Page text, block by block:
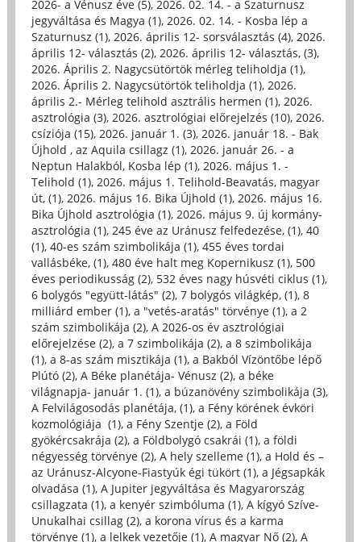
2026- a Vénusz éve (5), 2026. 02. 14. - a Szaturnusz
jegyváltása és Magya (1), 2026. 02. 14. - Kosba lép a
Szaturnusz (1), 2026. április 12- sorsválasztás (4), 2026.
április 12- választás (2), 2026. április 12- választás, (3),
2026. Április 2. Nagycsütörtök mérleg teliholdja (1),
2026. Április 2. Nagycsütörtök teliholdja (1), 2026.
április 2.- Mérleg telihold asztrális hermen (1), 2026.
asztrológia (3), 2026. asztrológiai előrejelzés (10), 2026.
csíziója (15), 2026. január 1. (3), 2026. január 18. - Bak
Újhold , az Aquila csillagz (1), 2026. január 26. - a
Neptun Halakból, Kosba lép (1), 2026. május 1. -
Telihold (1), 2026. május 1. Telihold-Beavatás, magyar
út, (1), 2026. május 16. Bika Újhold (1), 2026. május 16.
Bika Újhold asztrológia (1), 2026. május 9. új kormány-
asztrológia (1), 245 éve az Uránusz felfedezése, (1), 40
(1), 40-es szám szimbolikája (1), 455 éves tordai
vallásbéke, (1), 480 éve halt meg Kopernikusz (1), 500
éves periodikusság (2), 532 éves nagy húsvéti ciklus (1),
6 bolygós "együtt-látás" (2), 7 bolygós világkép, (1), 8
milliárd ember (1), a "vetés-aratás" törvénye (1), a 2
szám szimbolikája (2), A 2026-os év asztrológiai
előrejelzése (2), a 7 szimbolikája (2), a 8 szimbolikája
(1), a 8-as szám misztikája (1), a Bakból Vízöntőbe lépő
Plútó (2), A Béke planétája- Vénusz (2), a béke
világnapja- január 1. (1), a búzanövény szimbolikája (3),
A Felvilágosodás planétája, (1), a Fény körének évköri
kozmológiája (1), a Fény Szentje (2), a Föld
gyökércsakrája (2), a Földbolygó csakrái (1), a földi
négyesség törvénye (2), A hely szelleme (1), a Hold és –
az Uránusz-Alcyone-Fiastyúk égi tükört (1), a Jégsapkák
olvadása (1), A Jupiter jegyváltása és Magyarország
csillagzata (1), a kenyér szimbóluma (1), A kígyó Szíve-
Unukalhai csillag (2), a korona vírus és a karma
törvénye (1), a lelkek vezetője (1), A magyar Nő (2), A